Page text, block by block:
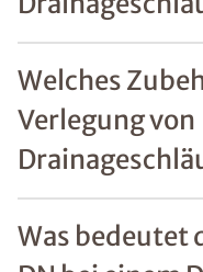
Welches
Verlegung von
Was bedeutet